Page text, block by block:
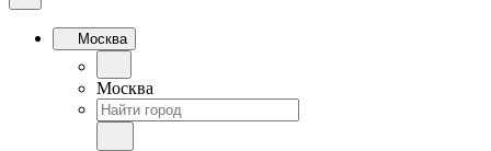
Москва
Москва